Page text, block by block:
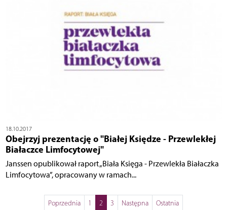
18.10.2017
Obejrzyj prezentację o "Białej Księdze - Przewlekłej
Białaczce Limfocytowej"
Janssen opublikował raport „Biała Księga - Przewlekła Białaczka
Limfocytowa”, opracowany w ramach...
Poprzednia 1 2 3 Następna Ostatnia